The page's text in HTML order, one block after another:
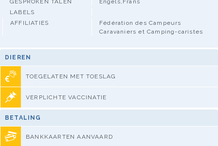
LABELS
AFFILIATIES
Fédération des Campeurs
Caravaniers et Camping-caristes
DIEREN
TOEGELATEN MET TOESLAG
VERPLICHTE VACCINATIE
BETALING
BANKKAARTEN AANVAARD